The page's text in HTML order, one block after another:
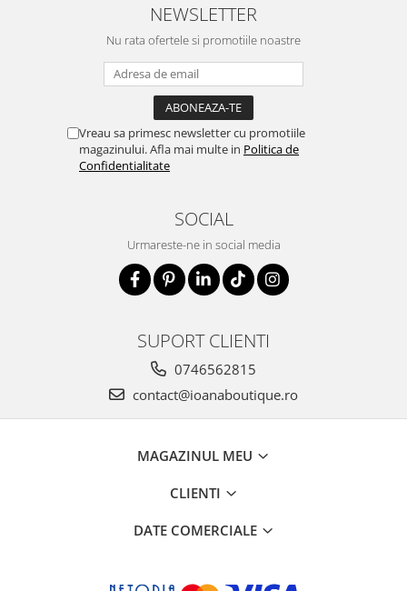
NEWSLETTER
Nu rata ofertele si promotiile noastre
Vreau sa primesc newsletter cu promotiile
magazinului. Afla mai multe in Politica de
Confidentialitate
SOCIAL
Urmareste-ne in social media
SUPORT CLIENTI
0746562815
contact@ioanaboutique.ro
MAGAZINUL MEU
CLIENTI
DATE COMERCIALE